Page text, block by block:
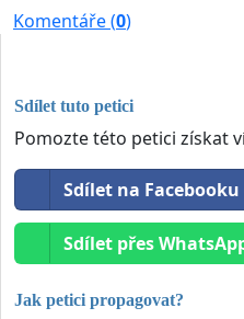
Komentáře (0)
Sdílet tuto petici
Pomozte této petici získat
Sdílet na Facebooku
Sdílet přes
Jak petici propagovat?